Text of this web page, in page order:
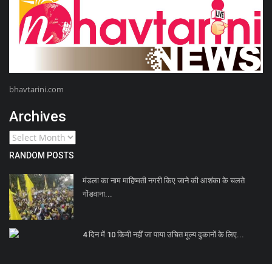
bhavtarini.com
Archives
RANDOM POSTS
मंडला का नाम माहिष्मती नगरी किए जाने की आशंका के चलते
गोंडवाना...
4 दिन में 10 किमी नहीं जा पाया उचित मूल्य दुकानों के लिए...